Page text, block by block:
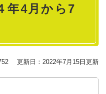
年4月から7
更新日：2022年7月15日更新